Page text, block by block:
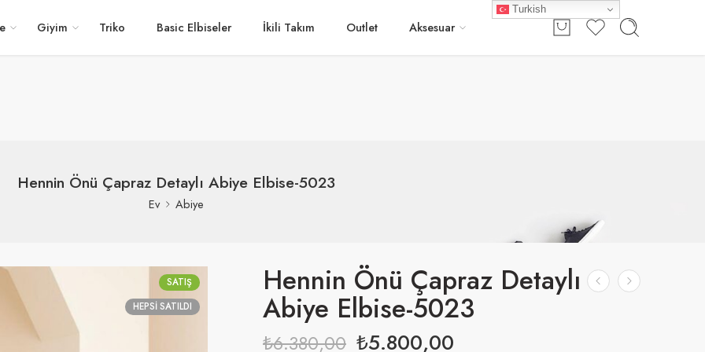
Giriş / Kayıt
Giyim Triko Basic Elbiseler İkili Takım Outlet Aksesuar
Hennin Önü Çapraz Detaylı Abiye Elbise-5023
Ev Abiye
SATIŞ
HEPSI SATILDI
Hennin Önü Çapraz Detaylı
Abiye Elbise-5023
₺6.380,00 ₺5.800,00
Turkish